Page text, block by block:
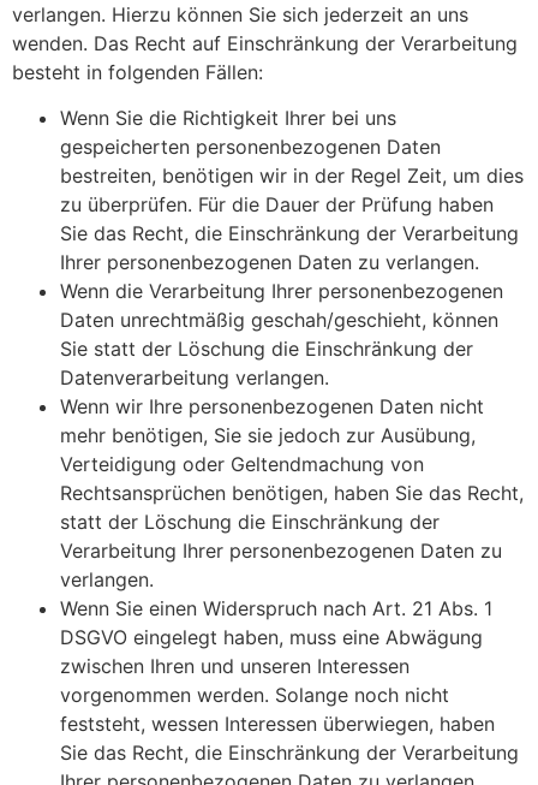
verlangen. Hierzu können Sie sich jederzeit an uns
wenden. Das Recht auf Einschränkung der Verarbeitung
besteht in folgenden Fällen:
Wenn Sie die Richtigkeit Ihrer bei uns
gespeicherten personenbezogenen Daten
bestreiten, benötigen wir in der Regel Zeit, um dies
zu überprüfen. Für die Dauer der Prüfung haben
Sie das Recht, die Einschränkung der Verarbeitung
Ihrer personenbezogenen Daten zu verlangen.
Wenn die Verarbeitung Ihrer personenbezogenen
Daten unrechtmäßig geschah/geschieht, können
Sie statt der Löschung die Einschränkung der
Datenverarbeitung verlangen.
Wenn wir Ihre personenbezogenen Daten nicht
mehr benötigen, Sie sie jedoch zur Ausübung,
Verteidigung oder Geltendmachung von
Rechtsansprüchen benötigen, haben Sie das Recht,
statt der Löschung die Einschränkung der
Verarbeitung Ihrer personenbezogenen Daten zu
verlangen.
Wenn Sie einen Widerspruch nach Art. 21 Abs. 1
DSGVO eingelegt haben, muss eine Abwägung
zwischen Ihren und unseren Interessen
vorgenommen werden. Solange noch nicht
feststeht, wessen Interessen überwiegen, haben
Sie das Recht, die Einschränkung der Verarbeitung